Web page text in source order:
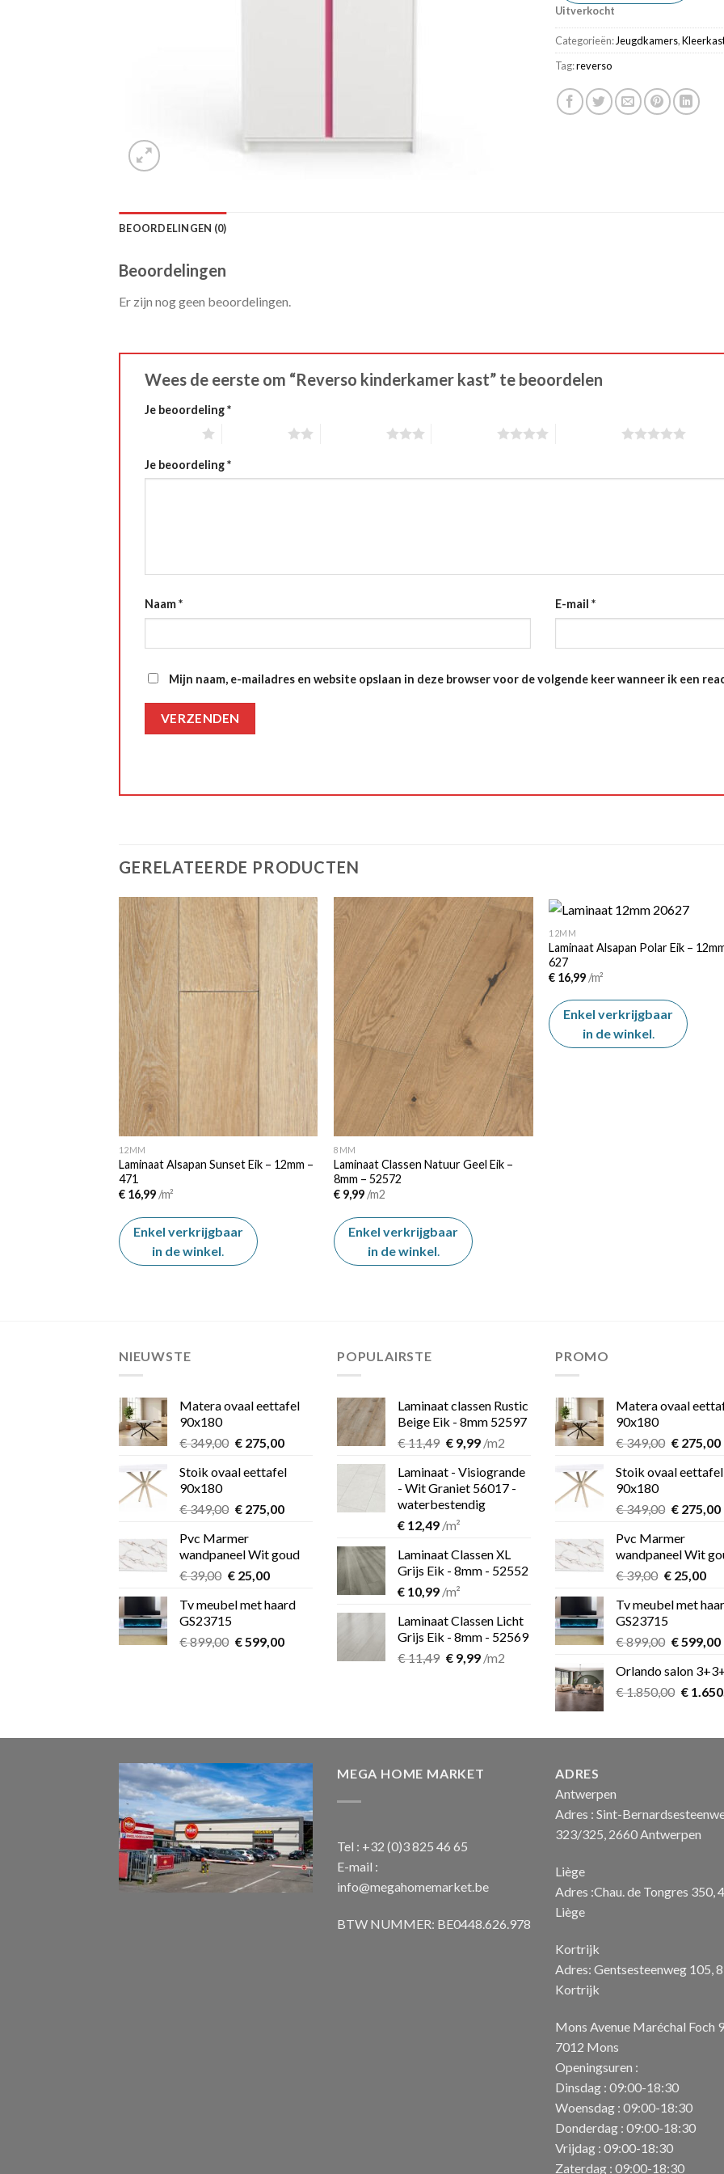
Uitverkocht
Categorieën: Jeugdkamers,
Tag:reverso
BEOORDELINGEN (0)
Beoordelingen
Er zijn nog geen beoordelingen.
Wees de eerste om “Reverso kinderkamer kast” te beoordelen
Je beoordeling*
Je beoordeling*
Naam* E-mail *
Mijn naam, e-mailadres en website opslaan in deze browser voor de volgende keer wanneer ik een
GERELATEERDE PRODUCTEN
Add to
wishlist
12MM
Laminaat Alsapan Sunset Eik – 12mm –
471
€16,99/m²
Enkel verkrijgbaar
in de winkel
Add to
wishlist
8MM
Laminaat Classen Natuur Geel Eik –
8mm – 52572
€ 9,99 /m2
Enkel verkrijgbaar
in de winkel
12MM
Laminaat Alsapan Polar Eik –
627
€ 16,99 /m²
Enkel verkrijgbaar
in de winkel.
NIEUWSTE
Matera ovaal eettafel
90x180
€349,00 Oorspronkelijke
was:
€275,00Huidige
is:
Stoik ovaal eettafel
90x180
€349,00 Oorspronkelijke
was:
€ 349,00.
€275,00Huidige
€ 275,00.
Pvc Marmer
wandpaneel Wit goud
€39,00 Oorspronkelijke
was:
€ 39,00.
€25,00Huidige
is:
Tv meubel met haard
GS23715
€899,00 Oorspronkelijke
€599,00Huidige
POPULAIRSTE
Laminaat classen Rustic
Beige Eik - 8mm 52597
€11,49 Oorspronkelijke
was:
€ 11,49.
€9,99Huidige
is:
€ 9,99.
/m2
Laminaat - Visiogrande
- Wit Graniet 56017 -
waterbestendig
€ 12,49 /m²
Laminaat Classen XL
Grijs Eik - 8mm - 52552
€ 10,99 /m²
Laminaat Classen Licht
Grijs Eik - 8mm - 52569
€11,49 Oorspronkelijke
€9,99Huidige
/m2
PROMO
Matera ovaal
90x180
€349,00
was:
€275,00
is:
Stoik ovaal eettafel
90x180
€349,00
was:
€ 349,00.
€275,00
Pvc Marmer
wandpaneel Wit
€39,00
was:
€ 39,00.
€25,00
is:
Tv meubel met
GS23715
€899,00
was:
€ 899,00.
€599,00
Orlando salon
€1.850,00
€
€
MEGA HOME MARKET
Tel : +32 (0)3 825 46 65
E-mail :
info@megahomemarket.be
BTW NUMMER: BE0448.626.978
ADRES
Antwerpen
Adres : Sint-
323/325, 2660 Antwerpen
Liège
Adres :Chau. de Tongres 350,
Liège
Kortrijk
Adres: Gentsesteenweg 105,
Kortrijk
Mons Avenue Maréchal Foch
7012 Mons
Openingsuren :
Dinsdag : 09:00-18:30
Woensdag : 09:00-18:30
Donderdag : 09:00-18:30
Vrijdag : 09:00-18:30
Zaterdag : 09:00-18:30